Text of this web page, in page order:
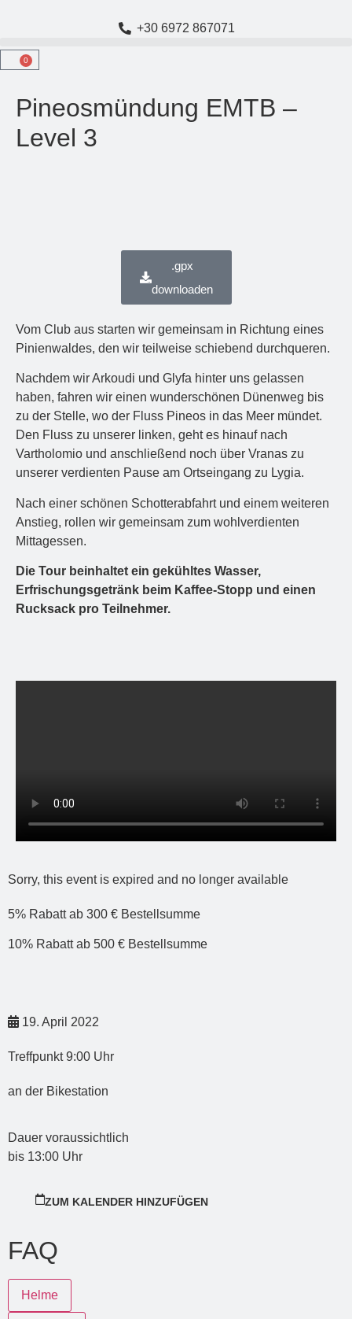
+30 6972 867071
0
Pineosmündung EMTB –
Level 3
.gpx
downloaden
Vom Club aus starten wir gemeinsam in Richtung eines
Pinienwaldes, den wir teilweise schiebend durchqueren.
Nachdem wir Arkoudi und Glyfa hinter uns gelassen
haben, fahren wir einen wunderschönen Dünenweg bis
zu der Stelle, wo der Fluss Pineos in das Meer mündet.
Den Fluss zu unserer linken, geht es hinauf nach
Vartholomio und anschließend noch über Vranas zu
unserer verdienten Pause am Ortseingang zu Lygia.
Nach einer schönen Schotterabfahrt und einem weiteren
Anstieg, rollen wir gemeinsam zum wohlverdienten
Mittagessen.
Die Tour beinhaltet ein gekühltes Wasser,
Erfrischungsgetränk beim Kaffee-Stopp und einen
Rucksack pro Teilnehmer.
Sorry, this event is expired and no longer available
5% Rabatt ab 300 € Bestellsumme
10% Rabatt ab 500 € Bestellsumme
19. April 2022
Treffpunkt 9:00 Uhr
an der Bikestation
Dauer voraussichtlich
bis 13:00 Uhr
ZUM KALENDER HINZUFÜGEN
FAQ
Helme